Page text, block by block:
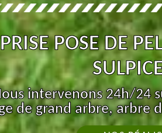
POSE DE
intervenons 24h/24
de grand arbre, arbre